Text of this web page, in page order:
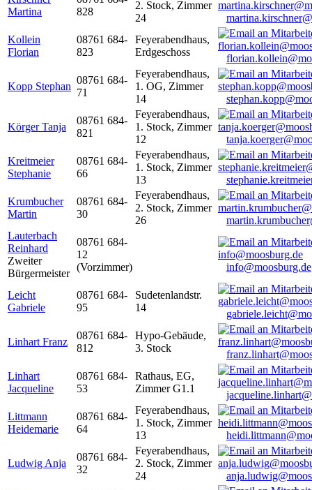
Martina
828
2. Stock, Zimmer
24
Kollein
Florian
08761 684-
823
Feyerabendhaus,
Erdgeschoss
Kopp Stephan
08761 684-
71
Feyerabendhaus,
1. OG, Zimmer
14
Körger Tanja
08761 684-
821
Feyerabendhaus,
1. Stock, Zimmer
12
Kreitmeier
Stephanie
08761 684-
66
Feyerabendhaus,
1. Stock, Zimmer
13
Krumbucher
Martin
08761 684-
30
Feyerabendhaus,
2. Stock, Zimmer
26
Lauterbach
Reinhard
Zweiter
Bürgermeister
08761 684-
12
(Vorzimmer)
info@moosburg.de
Leicht
Gabriele
08761 684-
95
Sudetenlandstr.
14
Linhart Franz
08761 684-
812
Hypo-Gebäude,
3. Stock
Linhart
Jacqueline
08761 684-
53
Rathaus, EG,
Zimmer G1.1
Littmann
Heidemarie
08761 684-
64
Feyerabendhaus,
1. Stock, Zimmer
13
Ludwig Anja
08761 684-
32
Feyerabendhaus,
2. Stock, Zimmer
24